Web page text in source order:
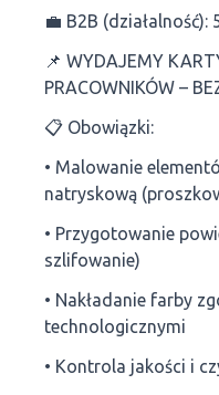
💼 B2B
📌 WYDAJEMY
PRACOWNIKÓW –
📋 Obowiązki:
• Malowanie
natryskową
• Przygotowanie
szlifowanie)
• Nakładanie farby
technologicznymi
• Kontrola jakości i